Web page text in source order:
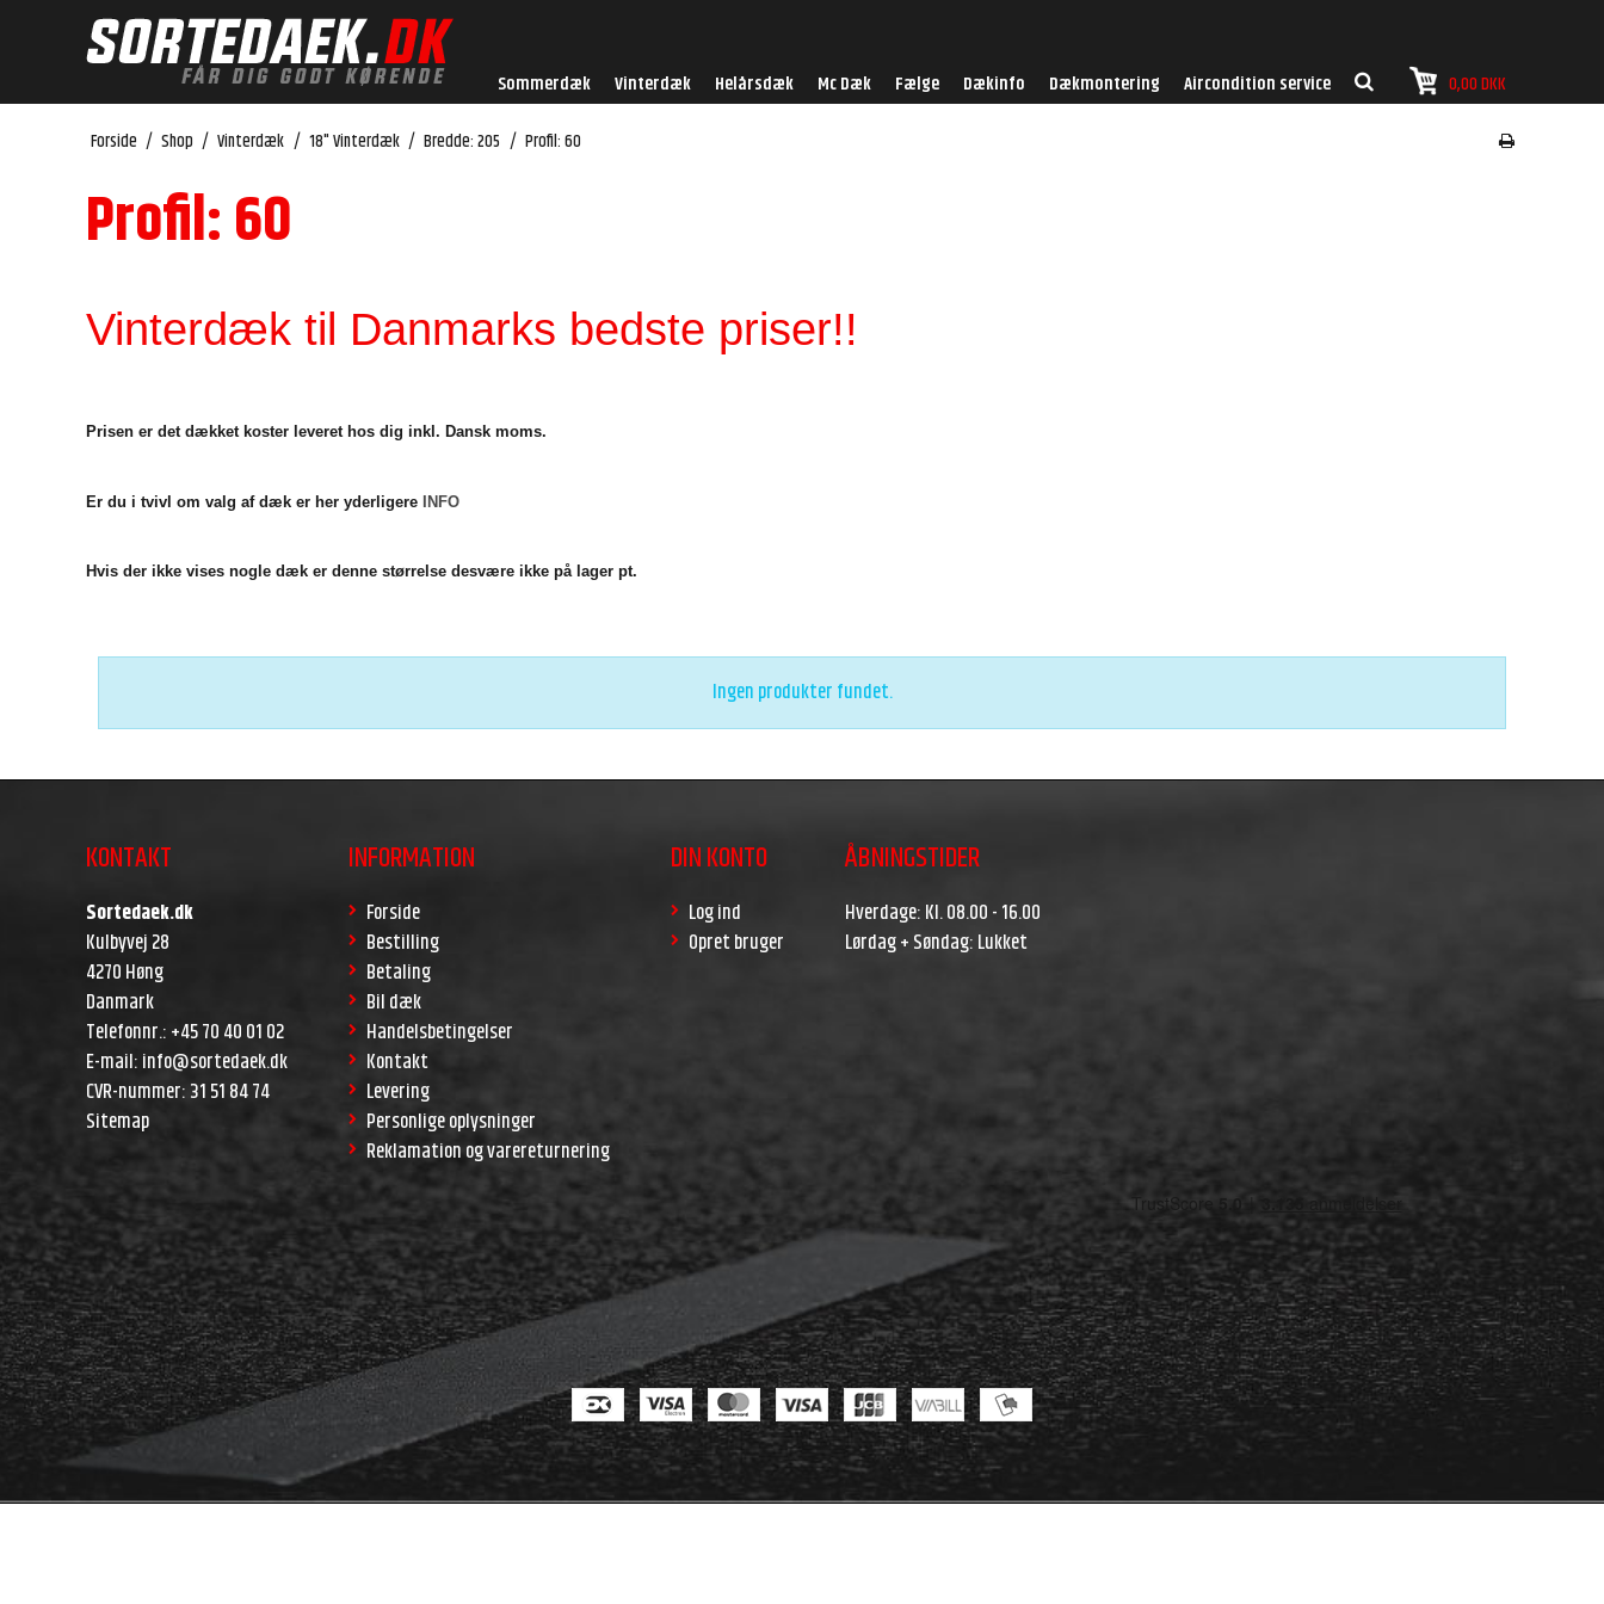
Sommerdæk Vinterdæk Helårsdæk Mc Dæk Fælge Dækinfo Dækmontering Aircondition service 0,00 DKK
Forside / Shop / Vinterdæk / 18" Vinterdæk / Bredde: 205 / Profil: 60
Profil: 60
Vinterdæk til Danmarks bedste priser!!
Prisen er det dækket koster leveret hos dig inkl. Dansk moms.
Er du i tvivl om valg af dæk er her yderligere INFO
Hvis der ikke vises nogle dæk er denne størrelse desvære ikke på lager pt.
Ingen produkter fundet.
KONTAKT
Sortedaek.dk
Kulbyvej 28
4270 Høng
Danmark
Telefonnr.:+45 70 40 01 02
E-mail:info@sortedaek.dk
CVR-nummer:31 51 84 74
Sitemap
INFORMATION
Forside
Bestilling
Betaling
Bil dæk
Handelsbetingelser
Kontakt
Levering
Personlige oplysninger
Reklamation og varereturnering
DIN KONTO
Log ind
Opret bruger
ÅBNINGSTIDER
Hverdage: Kl. 08.00 - 16.00
Lørdag + Søndag: Lukket